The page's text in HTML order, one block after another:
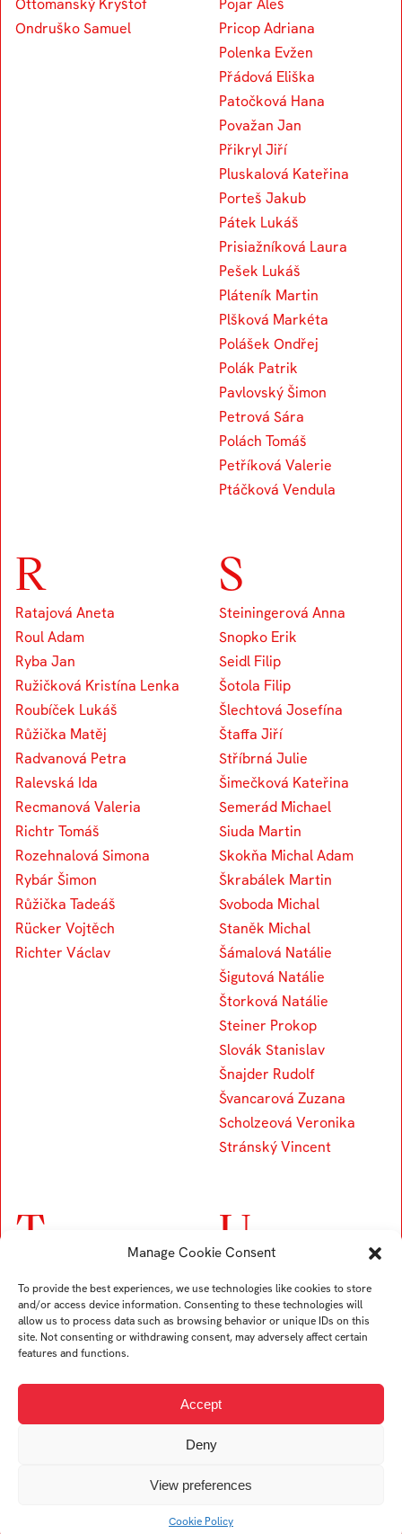
Manage Cookie Consent
To provide the best experiences, we use technologies like cookies to store
and/or access device information. Consenting to these technologies will
allow us to process data such as browsing behavior or unique IDs on this
site. Not consenting or withdrawing consent, may adversely affect certain
features and functions.
Accept
Deny
View preferences
Cookie Policy
Ondruško Samuel
Pricop Adriana
Polenka Evžen
Přádová Eliška
Patočková Hana
Považan Jan
Přikryl Jiří
Pluskalová Kateřina
Porteš Jakub
Pátek Lukáš
Prisiažníková Laura
Pešek Lukáš
Pláteník Martin
Plšková Markéta
Polášek Ondřej
Polák Patrik
Pavlovský Šimon
Petrová Sára
Polách Tomáš
Petříková Valerie
Ptáčková Vendula
R
Ratajová Aneta
Roul Adam
Ryba Jan
Ružičková Kristína Lenka
Roubíček Lukáš
Růžička Matěj
Radvanová Petra
Ralevská Ida
Recmanová Valeria
Richtr Tomáš
Rozehnalová Simona
Rybár Šimon
Růžička Tadeáš
Rücker Vojtěch
Richter Václav
S
Steiningerová Anna
Snopko Erik
Seidl Filip
Šotola Filip
Šlechtová Josefína
Štaffa Jiří
Stříbrná Julie
Šimečková Kateřina
Semerád Michael
Siuda Martin
Skokňa Michal Adam
Škrabálek Martin
Svoboda Michal
Staněk Michal
Šámalová Natálie
Šigutová Natálie
Štorková Natálie
Steiner Prokop
Slovák Stanislav
Šnajder Rudolf
Švancarová Zuzana
Scholzeová Veronika
Stránský Vincent
T
Turek Karel
Tremer Ondřej
Trögler Daniel
U
Uždil Štěpán
Uhrin Tomáš
V